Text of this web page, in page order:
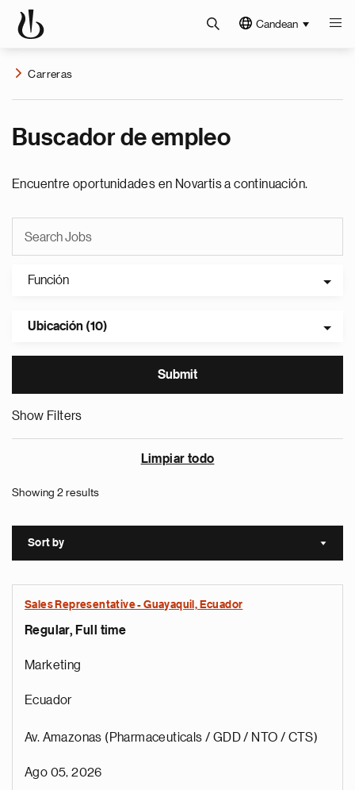
Candean
Carreras
Buscador de empleo
Encuentre oportunidades en Novartis a continuación.
Función
Ubicación (10)
Show Filters
Limpiar todo
Showing 2 results
Sort by Sort
Sales Representative - Guayaquil, Ecuador
Regular, Full time
Marketing
Ecuador
Av. Amazonas (Pharmaceuticals / GDD / NTO / CTS)
Ago 05, 2026